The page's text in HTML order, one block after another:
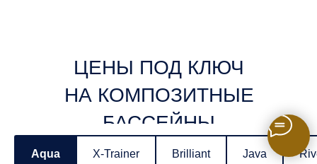
Бассейн Lounge
бассейн под ключ
Aqua X-Trainer Brilliant Java